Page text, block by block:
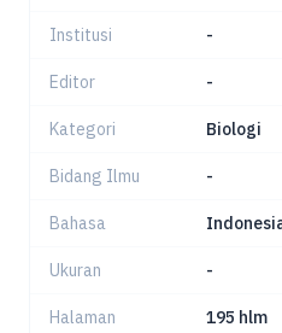
Institusi -
Editor -
Kategori Biologi
Bidang Ilmu -
Bahasa
Ukuran -
Halaman 195 hlm